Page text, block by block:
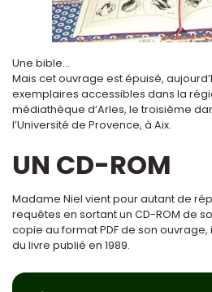
Une bible...
Mais cet ouvrage est épuisé,
exemplaires accessibles dans la
médiathèque d’Arles, le troisième
l’Université de Provence, à Aix.
UN CD-ROM
Madame Niel vient pour autant de
requêtes en sortant un CD-ROM de
copie au format PDF de son
du livre publié en 1989.